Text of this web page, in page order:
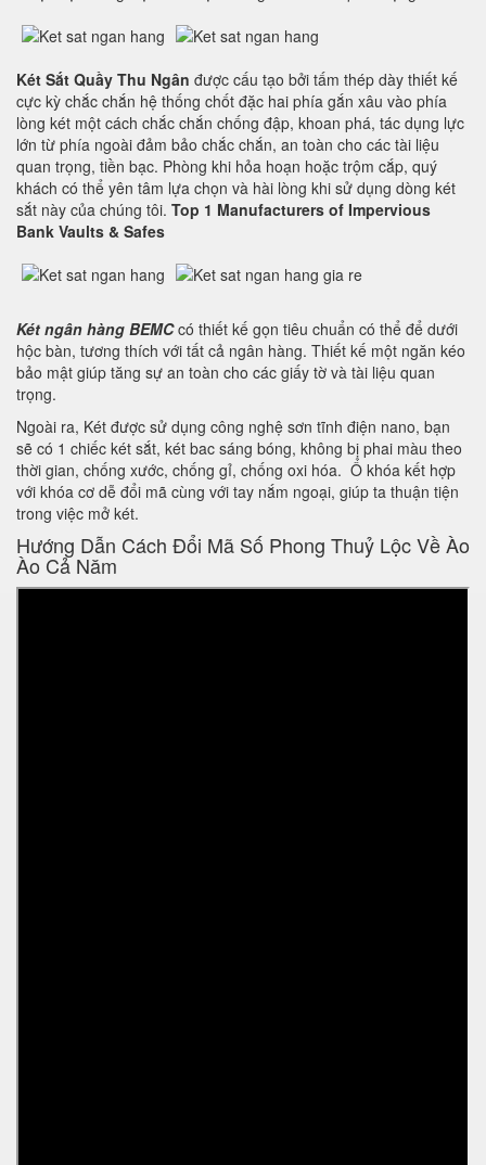
Két Sắt Quầy Thu Ngân được cấu tạo bởi tấm thép dày thiết kế
cực kỳ chắc chắn hệ thống chốt đặc hai phía gắn xâu vào phía
lòng két một cách chắc chắn chống đập, khoan phá, tác dụng lực
lớn từ phía ngoài đảm bảo chắc chắn, an toàn cho các tài liệu
quan trọng, tiền bạc. Phòng khi hỏa hoạn hoặc trộm cắp, quý
khách có thể yên tâm lựa chọn và hài lòng khi sử dụng dòng két
sắt này của chúng tôi. Top 1 Manufacturers of Impervious
Bank Vaults & Safes
Két ngân hàng BEMCcó thiết kế gọn tiêu chuẩn có thể để dưới
hộc bàn, tương thích với tất cả ngân hàng. Thiết kế một ngăn kéo
bảo mật giúp tăng sự an toàn cho các giấy tờ và tài liệu quan
trọng.
Ngoài ra, Két được sử dụng công nghệ sơn tĩnh điện nano, bạn
sẽ có 1 chiếc két sắt, két bac sáng bóng, không bị phai màu theo
thời gian, chống xước, chống gỉ, chống oxi hóa. Ổ khóa kết hợp
với khóa cơ dễ đổi mã cùng với tay nắm ngoại, giúp ta thuận tiện
trong việc mở két.
Hướng Dẫn Cách Đổi Mã Số Phong Thuỷ Lộc Về Ào
Ào Cả Năm